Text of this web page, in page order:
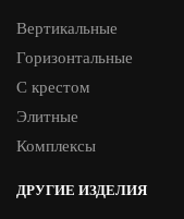
Вертикальные
Горизонтальные
С крестом
Элитные
Комплексы
ДРУГИЕ ИЗДЕЛИЯ